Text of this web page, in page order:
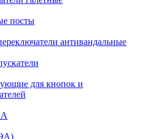
посты
антивандальные
для кнопок и